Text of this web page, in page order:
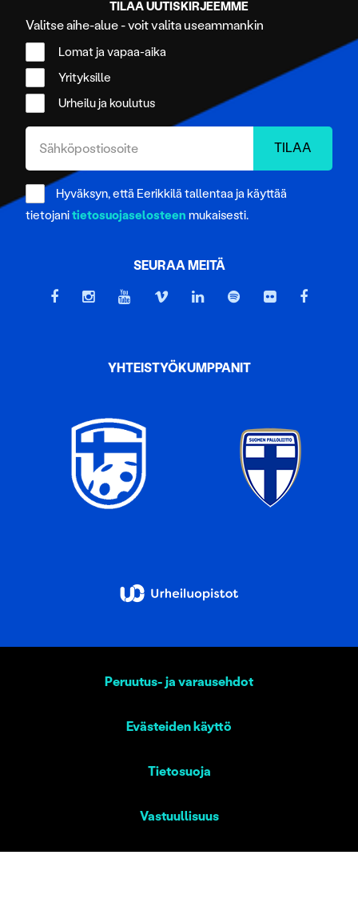
TILAA UUTISKIRJEEMME
Valitse aihe-alue - voit valita useammankin
Lomat ja vapaa-aika
Yrityksille
Urheilu ja koulutus
Hyväksyn, että Eerikkilä tallentaa ja käyttää
tietojanitietosuojaselosteen mukaisesti.
SEURAA MEITÄ
YHTEISTYÖKUMPPANIT
Peruutus- ja varausehdot
Evästeiden käyttö
Tietosuoja
Vastuullisuus